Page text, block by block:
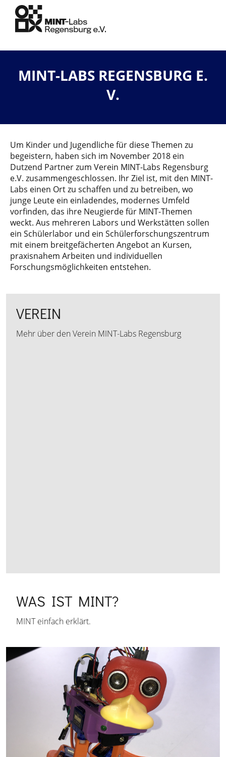
MINT-LABS REGENSBURG E.
V.
Um Kinder und Jugendliche für diese Themen zu
begeistern, haben sich im November 2018 ein
Dutzend Partnerzum Verein MINT-Labs Regensburg
e.V. zusammengeschlossen. Ihr Ziel ist, mit den MINT-
Labs einen Ort zu schaffen und zu betreiben, wo
junge Leute ein einladendes, modernes Umfeld
vorfinden, das ihre Neugierde für MINT-Themen
weckt. Aus mehreren Labors und Werkstätten sollen
ein Schülerlabor und ein Schülerforschungszentrum
mit einem breitgefächerten Angebot an Kursen,
praxisnahem Arbeiten und individuellen
Forschungsmöglichkeiten entstehen.
VEREIN
Mehr über den Verein MINT-Labs Regensburg
WAS IST MINT?
MINT einfach erklärt.